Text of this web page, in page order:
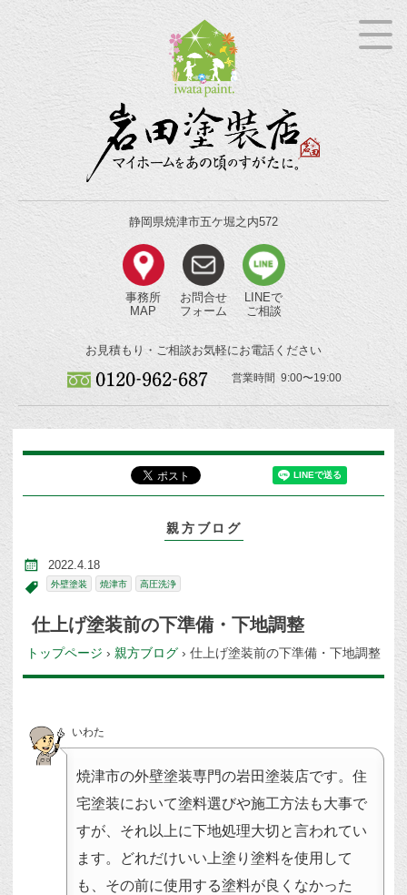
静岡県焼津市五ケ堀之内572
事務所
MAP
お問合せ
フォーム
LINEで
ご相談
お見積もり・ご相談お気軽にお電話ください
営業時間 9:00〜19:00
親方ブログ
2022.4.18
外壁塗装 焼津市 高圧洗浄
仕上げ塗装前の下準備・下地調整
トップページ › 親方ブログ › 仕上げ塗装前の下準備・下地調整
いわた
焼津市の外壁塗装専門の岩田塗装店です。住
宅塗装において塗料選びや施工方法も大事で
すが、それ以上に下地処理大切と言われてい
ます。どれだけいい上塗り塗料を使用して
も、その前に使用する塗料が良くなかった